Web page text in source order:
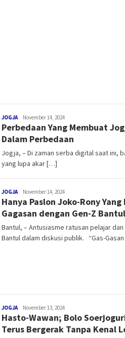
JOGJA Redaksi
November 14, 2024
Perbedaan Yang Membuat
Dalam Perbedaan
Jogja, – Di zaman serba digital saat ini,
yang lupa akar […]
JOGJA Redaksi
November 14, 2024
Hanya Paslon Joko-Rony
Gagasan dengan Gen-Z Bantul
Bantul, – Antusiasme ratusan pelajar
Bantul dalam diskusi publik. “Gas-
JOGJARedaksi
November 13, 2024
Hasto-Wawan; Bolo
Terus Bergerak Tanpa Kenal